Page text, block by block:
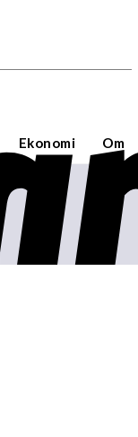
Ekonomi Om